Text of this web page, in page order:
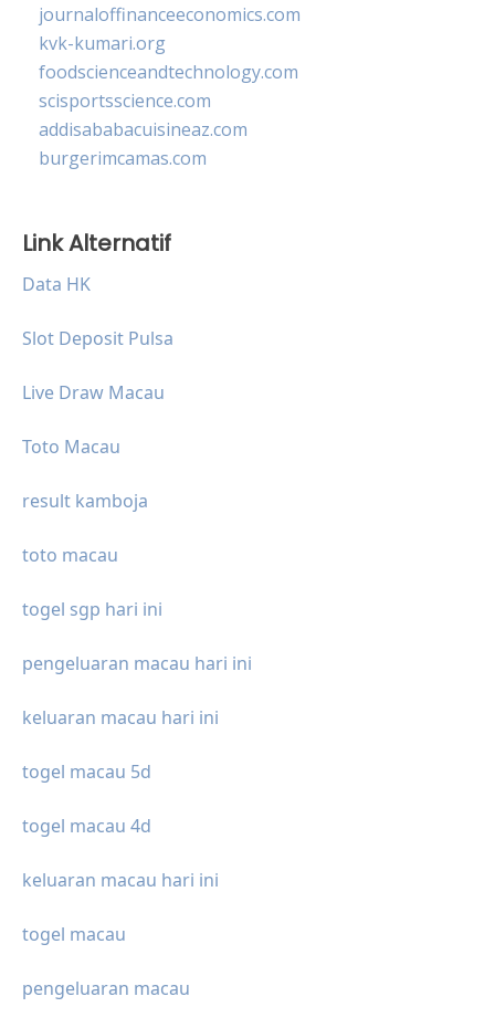
journaloffinanceeconomics.com
kvk-kumari.org
foodscienceandtechnology.com
scisportsscience.com
addisababacuisineaz.com
burgerimcamas.com
Link Alternatif
Data HK
Slot Deposit Pulsa
Live Draw Macau
Toto Macau
result kamboja
toto macau
togel sgp hari ini
pengeluaran macau hari ini
keluaran macau hari ini
togel macau 5d
togel macau 4d
keluaran macau hari ini
togel macau
pengeluaran macau